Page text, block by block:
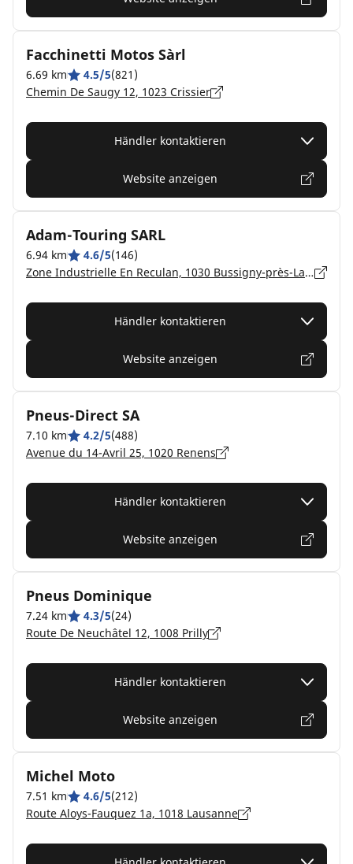
Facchinetti Motos Sàrl
6.69 km 4.5/5(821)
Chemin De Saugy 12, 1023 Crissier
Händler kontaktieren
Website anzeigen
Adam-Touring SARL
6.94 km 4.6/5(146)
Zone Industrielle En Reculan, 1030 Bussigny-près-Lausanne
Händler kontaktieren
Website anzeigen
Pneus-Direct SA
7.10 km 4.2/5(488)
Avenue du 14-Avril 25, 1020 Renens
Händler kontaktieren
Website anzeigen
Pneus Dominique
7.24 km 4.3/5(24)
Route De Neuchâtel 12, 1008 Prilly
Händler kontaktieren
Website anzeigen
Michel Moto
7.51 km 4.6/5(212)
Route Aloys-Fauquez 1a, 1018 Lausanne